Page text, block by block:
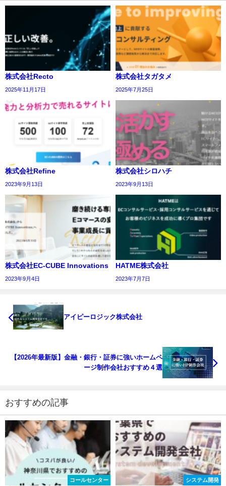
株式会社Recto
2025年11月17日
株式会社タガタメ
2025年7月25日
株式会社Refine
2023年9月13日
株式会社シロハチ
2023年9月13日
株式会社EC-CUBE Innovations
2023年9月4日
HATME株式会社
2023年7月7日
アイピーロジック株式会社
【2026年最新版】金融・銀行・証券に強いホームペ
ージ制作会社おすすめ４選
おすすめの記事
コールセンター システム開発